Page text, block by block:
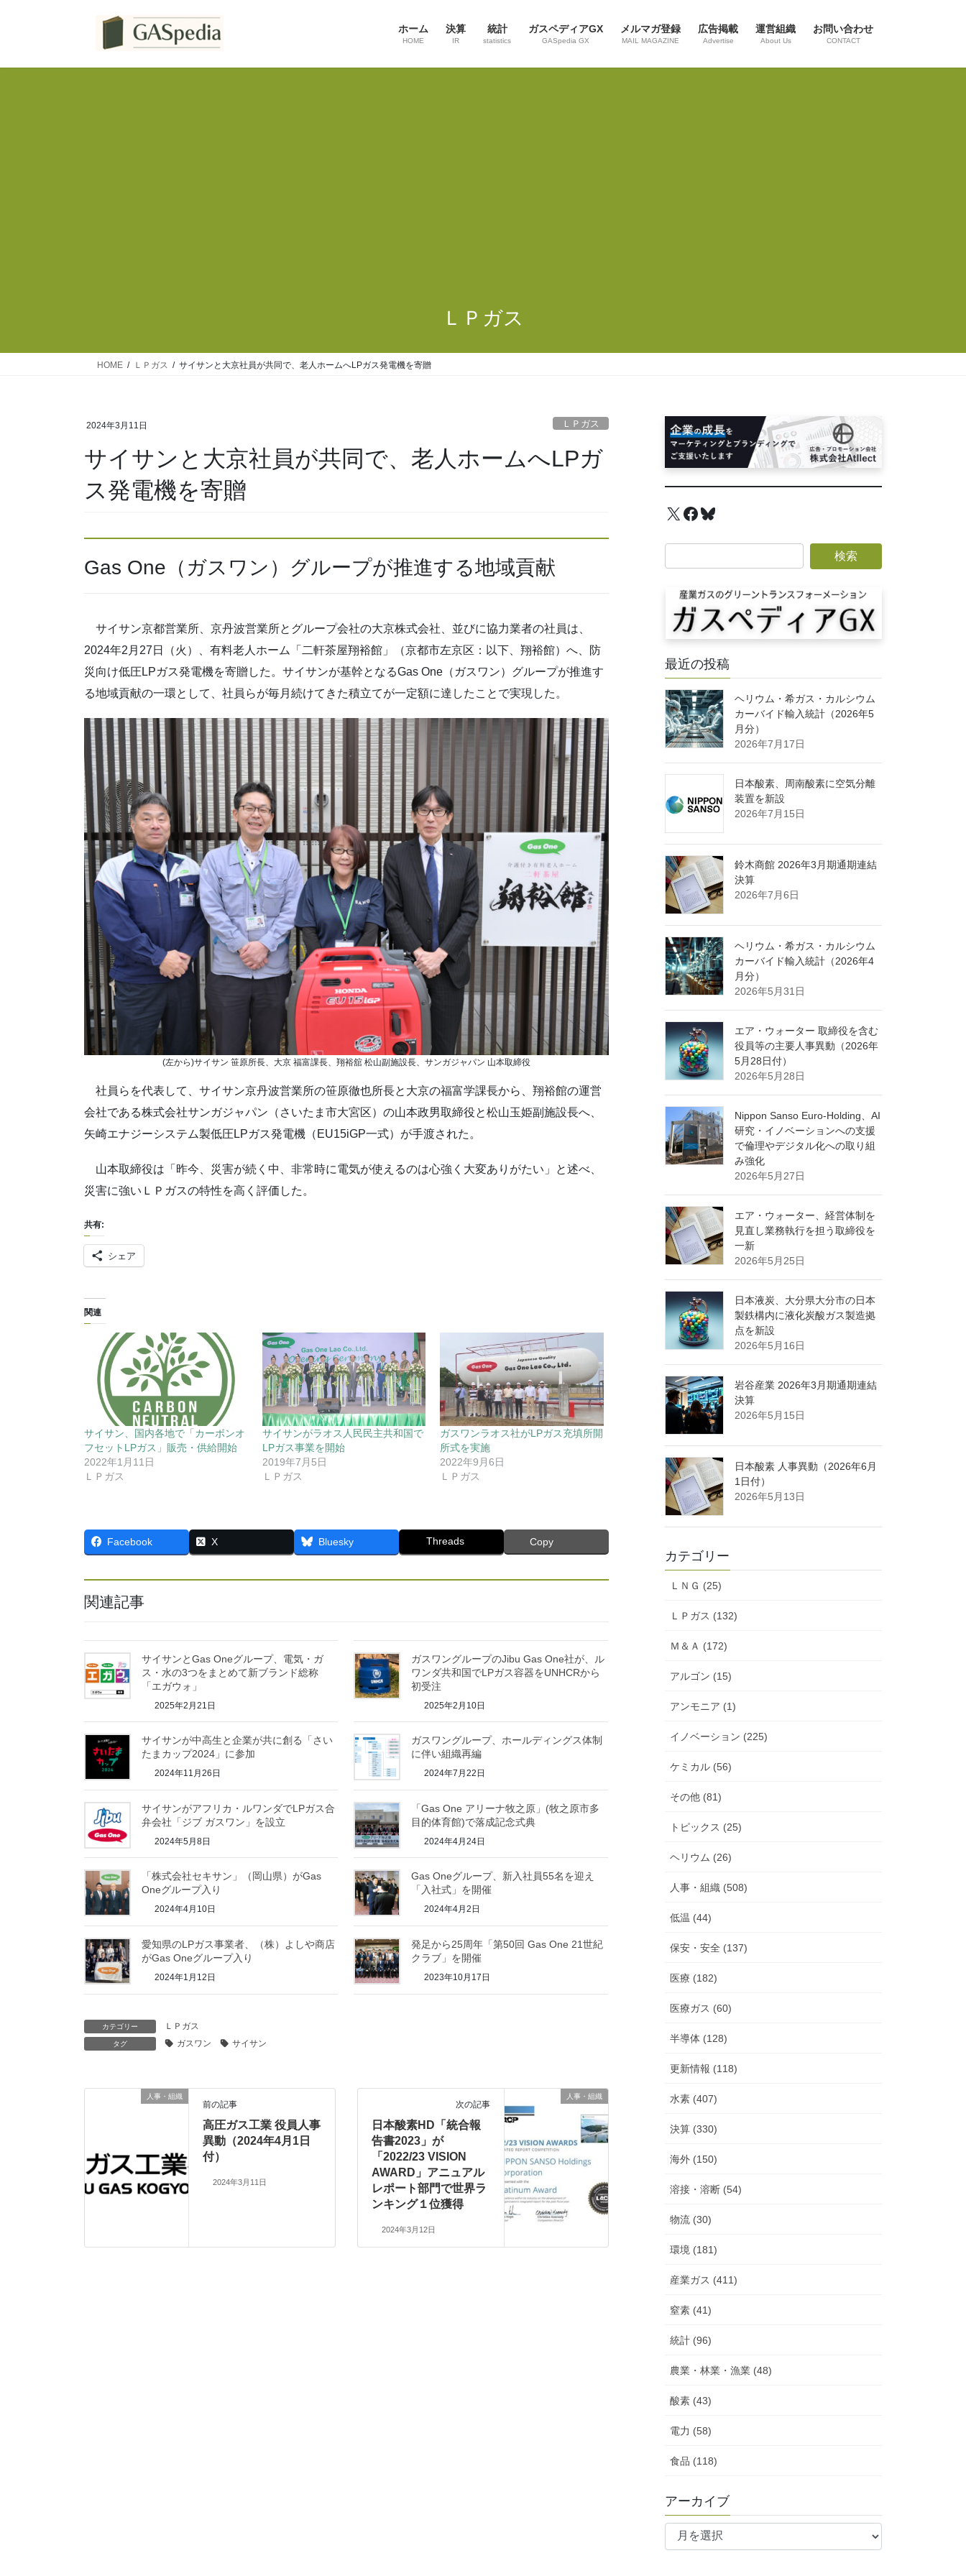
ホーム
HOME
決算
IR
統計
statistics
ガスペディアGX
GASpedia GX
メルマガ登録
MAIL MAGAZINE
広告掲載
Advertise
運営組織
About Us
お問い合わせ
CONTACT
ＬＰガス
HOME ＬＰガス サイサンと大京社員が共同で、老人ホームへLPガス発電機を寄贈
2024年3月11日 ＬＰガス
サイサンと大京社員が共同で、老人ホームへLPガ
ス発電機を寄贈
Gas One（ガスワン）グループが推進する地域貢献
サイサン京都営業所、京丹波営業所とグループ会社の大京株式会社、並びに協力業者の社員は、
2024年2月27日（火）、有料老人ホーム「二軒茶屋翔裕館」（京都市左京区：以下、翔裕館）へ、防
災向け低圧LPガス発電機を寄贈した。サイサンが基幹となるGas One（ガスワン）グループが推進す
る地域貢献の一環として、社員らが毎月続けてきた積立てが一定額に達したことで実現した。
(左から)サイサン 笹原所長、大京 福富課長、翔裕舘 松山副施設長、サンガジャパン 山本取締役
社員らを代表して、サイサン京丹波営業所の笹原徹也所長と大京の福富学課長から、翔裕館の運営
会社である株式会社サンガジャパン（さいたま市大宮区）の山本政男取締役と松山玉姫副施設長へ、
矢崎エナジーシステム製低圧LPガス発電機（EU15iGP一式）が手渡された。
山本取締役は「昨今、災害が続く中、非常時に電気が使えるのは心強く大変ありがたい」と述べ、
災害に強いＬＰガスの特性を高く評価した。
共有:
シェア
関連
サイサン、国内各地で「カーボンオ
フセットLPガス」販売・供給開始
2022年1月11日
ＬＰガス
サイサンがラオス人民民主共和国で
LPガス事業を開始
2019年7月5日
ＬＰガス
ガスワンラオス社がLPガス充填所開
所式を実施
2022年9月6日
ＬＰガス
Facebook X Bluesky Threads Copy
関連記事
サイサンとGas Oneグループ、電気・ガ
ス・水の3つをまとめて新ブランド総称
「エガウォ」
2025年2月21日
ガスワングループのJibu Gas One社が、ル
ワンダ共和国でLPガス容器をUNHCRから
初受注
2025年2月10日
サイサンが中高生と企業が共に創る「さい
たまカップ2024」に参加
2024年11月26日
ガスワングループ、ホールディングス体制
に伴い組織再編
2024年7月22日
サイサンがアフリカ・ルワンダでLPガス合
弁会社「ジブ ガスワン」を設立
2024年5月8日
「Gas One アリーナ牧之原」(牧之原市多
目的体育館)で落成記念式典
2024年4月24日
「株式会社セキサン」（岡山県）がGas
Oneグループ入り
2024年4月10日
Gas Oneグループ、新入社員55名を迎え
「入社式」を開催
2024年4月2日
愛知県のLPガス事業者、（株）よしや商店
がGas Oneグループ入り
2024年1月12日
発足から25周年「第50回 Gas One 21世紀
クラブ」を開催
2023年10月17日
カテゴリー ＬＰガス
タグ ガスワン サイサン
人事・組織
前の記事
高圧ガス工業 役員人事
異動（2024年4月1日
付）
2024年3月11日
人事・組織
次の記事
日本酸素HD「統合報
告書2023」が
「2022/23 VISION
AWARD」アニュアル
レポート部門で世界ラ
ンキング１位獲得
2024年3月12日
X Facebook
Bluesky
最近の投稿
ヘリウム・希ガス・カルシウム
カーバイド輸入統計（2026年5
月分）
2026年7月17日
日本酸素、周南酸素に空気分離
装置を新設
2026年7月15日
鈴木商館 2026年3月期通期連結
決算
2026年7月6日
ヘリウム・希ガス・カルシウム
カーバイド輸入統計（2026年4
月分）
2026年5月31日
エア・ウォーター 取締役を含む
役員等の主要人事異動（2026年
5月28日付）
2026年5月28日
Nippon Sanso Euro-Holding、AI
研究・イノベーションへの支援
で倫理やデジタル化への取り組
み強化
2026年5月27日
エア・ウォーター、経営体制を
見直し業務執行を担う取締役を
一新
2026年5月25日
日本液炭、大分県大分市の日本
製鉄構内に液化炭酸ガス製造拠
点を新設
2026年5月16日
岩谷産業 2026年3月期通期連結
決算
2026年5月15日
日本酸素 人事異動（2026年6月
1日付）
2026年5月13日
カテゴリー
ＬＮＧ (25)
ＬＰガス (132)
Ｍ＆Ａ (172)
アルゴン (15)
アンモニア (1)
イノベーション (225)
ケミカル (56)
その他 (81)
トピックス (25)
ヘリウム (26)
人事・組織 (508)
低温 (44)
保安・安全 (137)
医療 (182)
医療ガス (60)
半導体 (128)
更新情報 (118)
水素 (407)
決算 (330)
海外 (150)
溶接・溶断 (54)
物流 (30)
環境 (181)
産業ガス (411)
窒素 (41)
統計 (96)
農業・林業・漁業 (48)
酸素 (43)
電力 (58)
食品 (118)
アーカイブ
ア